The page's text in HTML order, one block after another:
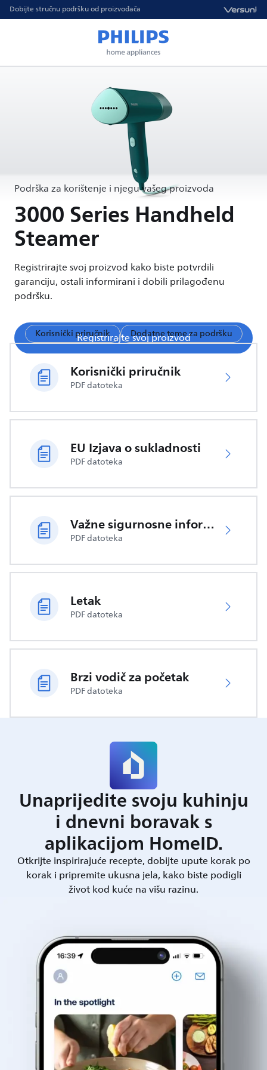
Dobijte stručnu podršku od proizvođača
Podrška za korištenje i njegu vašeg proizvoda
3000 Series Handheld
Steamer
Registrirajte svoj proizvod kako biste potvrdili
garanciju, ostali informirani i dobili prilagođenu
podršku.
Registrirajte svoj proizvod
Korisnički priručnik Dodatne teme za podršku
Korisnički priručnik
PDF datoteka
EU Izjava o sukladnosti
PDF datoteka
Važne sigurnosne informacije
PDF datoteka
Letak
PDF datoteka
Brzi vodič za početak
PDF datoteka
Unaprijedite svoju kuhinju
i dnevni boravak s
aplikacijom HomeID.
Otkrijte inspirirajuće recepte, dobijte upute korak po
korak i pripremite ukusna jela, kako biste podigli
život kod kuće na višu razinu.